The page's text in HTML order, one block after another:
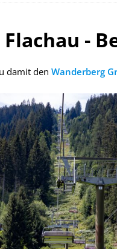
Flachau -
damit den Wanderberg